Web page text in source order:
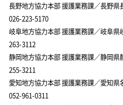
長野地方協力本部 援護業務課／長野
026-223-5170
岐阜地方協力本部 援護業務課／岐阜
263-3112
静岡地方協力本部 援護業務課／静岡県
255-3211
愛知地方協力本部 援護業務課／愛知
052-961-0311